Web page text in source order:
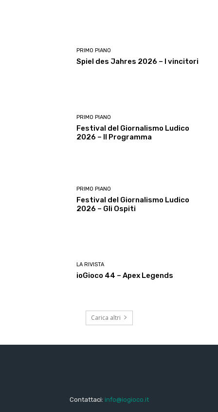
PRIMO PIANO
Spiel des Jahres 2026 – I vincitori
PRIMO PIANO
Festival del Giornalismo Ludico
2026 – Il Programma
PRIMO PIANO
Festival del Giornalismo Ludico
2026 – Gli Ospiti
LA RIVISTA
ioGioco 44 – Apex Legends
Carica altri
Contattaci: info@iogioco.it